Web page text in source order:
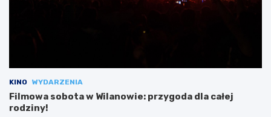
KINO WYDARZENIA
Filmowa sobota w Wilanowie: przygoda dla całej
rodziny!